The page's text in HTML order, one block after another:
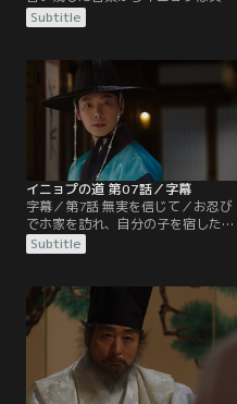
遺書を見つけるが、そこには意味を
成さない文字が並んでいるだけだっ
の帰りを待ち構えており、一緒に逃
げようとイニョプの腕を取るがイニ
ョプは応じない。一方、ウンギとユ
ノクの縁談は着々と進み、正式な婚
姻の申し込みがキム家からホ家に送
られてくる。
Subtitle
イニョプの道 第07話／字幕
字幕／第7話 無実を信じて／お忍び
でホ家を訪れ、自分の子を宿したと
いう娘の老母に会った太宗。老母は
娘と太宗のつながりを示す物を太宗
る。初夜を抜けだし実家へ向かった
ウンギは父チグォンにイニョプから
聞いた疑惑を突きつけ、その後、ホ
家に戻って新婦のユノクを置いて1
人酔い潰れて寝てしまう。
Subtitle